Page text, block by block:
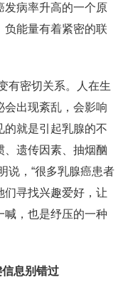
发病率升高的一个原
负能量有着紧密的联
有密切关系。人在生
会出现紊乱，会影响
的就是引起乳腺的不
、遗传因素、抽烟酗
说，“很多乳腺癌患者
们寻找兴趣爱好，让
喊，也是纾压的一种
息别错过